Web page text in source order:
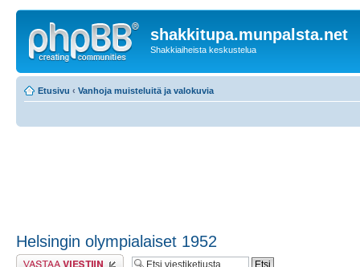
shakkitupa.munpalsta.net
Shakkiaiheista keskustelua
Etusivu ‹ Vanhoja muisteluitä ja valokuvia
Helsingin olympialaiset 1952
Lähetä vastaus